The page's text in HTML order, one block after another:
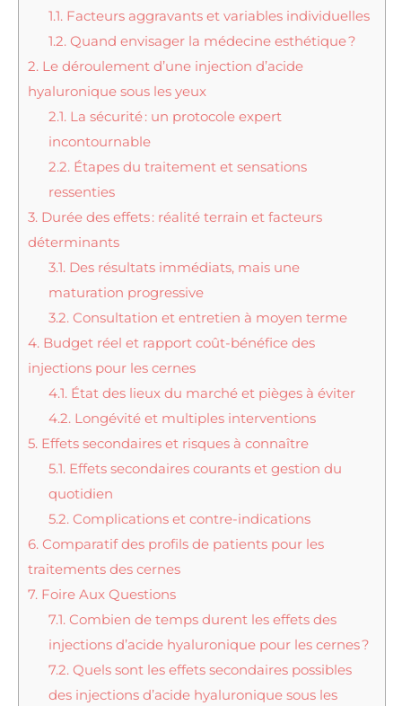
1.1.Facteurs aggravants et variables individuelles
1.2.Quand envisager la médecine esthétique ?
2. Le déroulement d’une injection d’acide
hyaluronique sous les yeux
2.1.La sécurité : un protocole expert
incontournable
2.2.Étapes du traitement et sensations
ressenties
3. Durée des effets : réalité terrain et facteurs
déterminants
3.1.Des résultats immédiats, mais une
maturation progressive
3.2.Consultation et entretien à moyen terme
4. Budget réel et rapport coût-bénéfice des
injections pour les cernes
4.1.État des lieux du marché et pièges à éviter
4.2.Longévité et multiples interventions
5. Effets secondaires et risques à connaître
5.1.Effets secondaires courants et gestion du
quotidien
5.2.Complications et contre-indications
6. Comparatif des profils de patients pour les
traitements des cernes
7. Foire Aux Questions
7.1.Combien de temps durent les effets des
injections d’acide hyaluronique pour les cernes ?
7.2.Quels sont les effets secondaires possibles
des injections d’acide hyaluronique sous les